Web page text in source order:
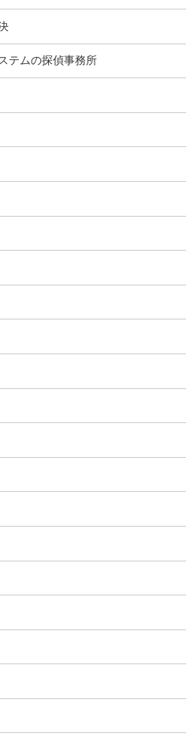
都合などで、お時間のない方、
がございましたら、お申し付けく
い場合、再度LINE又はお電話を
ゴリー
テムの探偵事務所